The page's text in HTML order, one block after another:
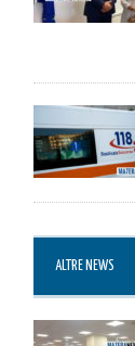
ALTRE NEWS